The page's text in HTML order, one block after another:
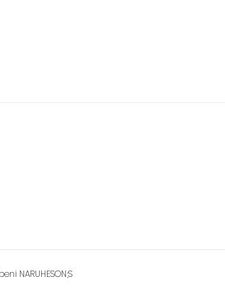
NARUHESON;S